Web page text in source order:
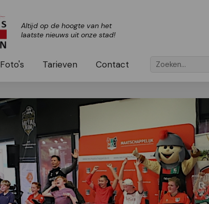
Altijd op de hoogte van het
laatste nieuws uit onze stad!
Foto's Tarieven Contact